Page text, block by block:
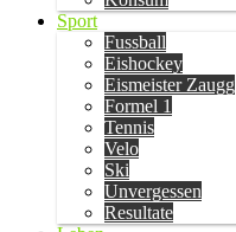
Sport
Fussball
Eishockey
Eismeister Zaugg
Formel 1
Tennis
Velo
Ski
Unvergessen
Resultate